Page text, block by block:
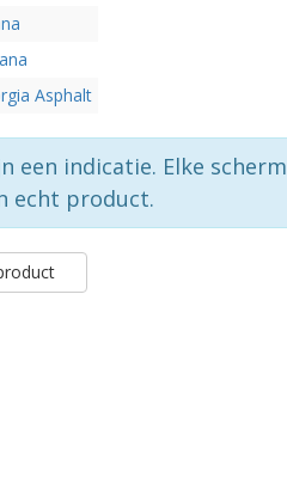
Asphalt
een indicatie. Elke
echt product.